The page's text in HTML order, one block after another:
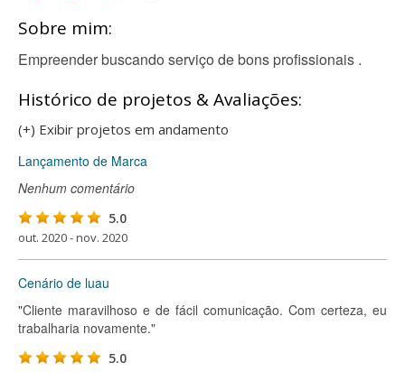
Sobre mim:
Empreender buscando serviço de bons profissionais .
Histórico de projetos & Avaliações:
(+) Exibir projetos em andamento
Lançamento de Marca
Nenhum comentário
5.0
out. 2020 - nov. 2020
Cenário de luau
"Cliente maravilhoso e de fácil comunicação. Com certeza, eu
trabalharia novamente."
5.0